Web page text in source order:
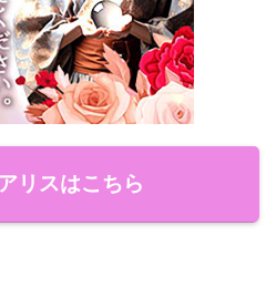
リスはこちら